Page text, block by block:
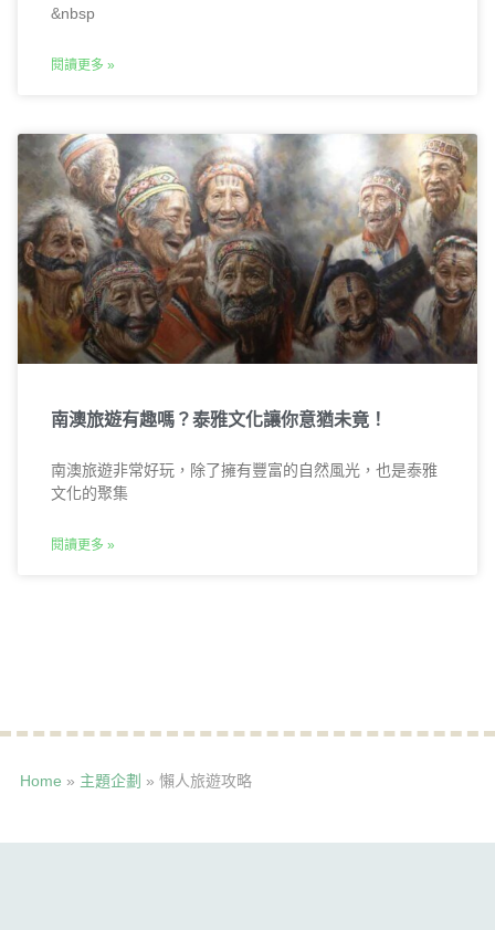
&nbsp
閱讀更多 »
南澳旅遊有趣嗎？泰雅文化讓你意猶未竟！
南澳旅遊非常好玩，除了擁有豐富的自然風光，也是泰雅
文化的聚集
閱讀更多 »
Home » 主題企劃 » 懶人旅遊攻略